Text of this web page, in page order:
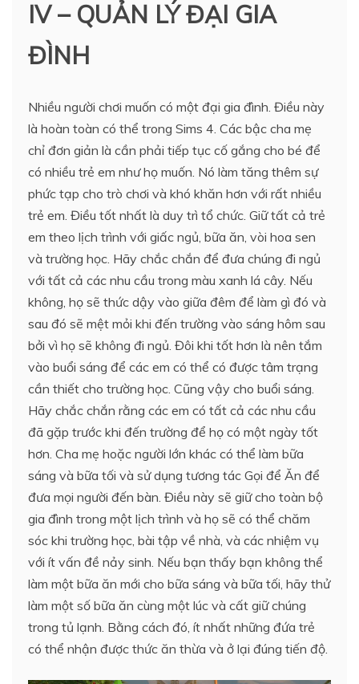
IV – QUẢN LÝ ĐẠI GIA
ĐÌNH
Nhiều người chơi muốn có một đại gia đình. Điều này
là hoàn toàn có thể trong Sims 4. Các bậc cha mẹ
chỉ đơn giản là cần phải tiếp tục cố gắng cho bé để
có nhiều trẻ em như họ muốn. Nó làm tăng thêm sự
phức tạp cho trò chơi và khó khăn hơn với rất nhiều
trẻ em. Điều tốt nhất là duy trì tổ chức. Giữ tất cả trẻ
em theo lịch trình với giấc ngủ, bữa ăn, vòi hoa sen
và trường học. Hãy chắc chắn để đưa chúng đi ngủ
với tất cả các nhu cầu trong màu xanh lá cây. Nếu
không, họ sẽ thức dậy vào giữa đêm để làm gì đó và
sau đó sẽ mệt mỏi khi đến trường vào sáng hôm sau
bởi vì họ sẽ không đi ngủ. Đôi khi tốt hơn là nên tắm
vào buổi sáng để các em có thể có được tâm trạng
cần thiết cho trường học. Cũng vậy cho buổi sáng.
Hãy chắc chắn rằng các em có tất cả các nhu cầu
đã gặp trước khi đến trường để họ có một ngày tốt
hơn. Cha mẹ hoặc người lớn khác có thể làm bữa
sáng và bữa tối và sử dụng tương tác Gọi để Ăn để
đưa mọi người đến bàn. Điều này sẽ giữ cho toàn bộ
gia đình trong một lịch trình và họ sẽ có thể chăm
sóc khi trường học, bài tập về nhà, và các nhiệm vụ
với ít vấn đề nảy sinh. Nếu bạn thấy bạn không thể
làm một bữa ăn mới cho bữa sáng và bữa tối, hãy thử
làm một số bữa ăn cùng một lúc và cất giữ chúng
trong tủ lạnh. Bằng cách đó, ít nhất những đứa trẻ
có thể nhận được thức ăn thừa và ở lại đúng tiến độ.